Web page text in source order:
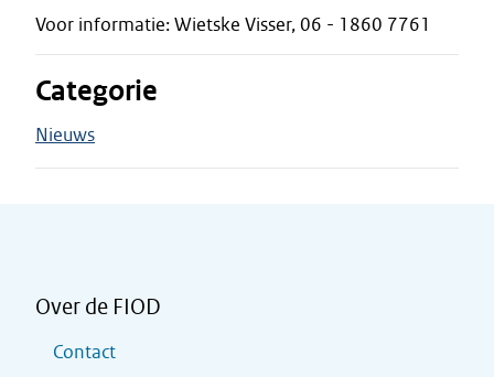
Voor informatie: Wietske Visser, 06 - 1860 7761
Categorie
Nieuws
Over de FIOD
Contact